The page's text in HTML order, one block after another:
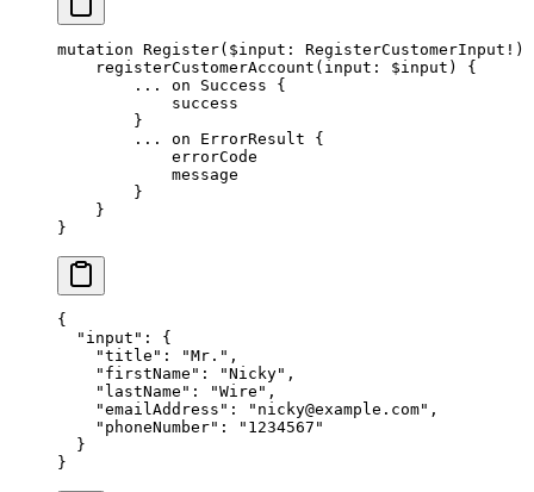
mutation Register( $input : RegisterCustomerInput ! )
    registerCustomerAccount
( input : $input ) {
        ...
on Success {
            success
        }
        ...
on ErrorResult {
            errorCode
            message
        }
    }
}
{
  "input"
: {
    "title"
: "Mr." ,
    "firstName"
: "Nicky" ,
    "lastName"
: "Wire" ,
    "emailAddress"
: " nicky@example.com" ,
    "phoneNumber"
:
"1234567"
  }
}